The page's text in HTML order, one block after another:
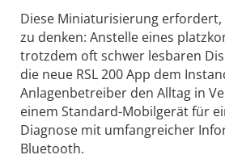
Diese Miniaturisierung erfordert,
zu denken: Anstelle eines
trotzdem oft schwer lesbaren
die neue RSL 200 App dem
Anlagenbetreiber den Alltag in
einem Standard-Mobilgerät für
Diagnose mit umfangreicher
Bluetooth.